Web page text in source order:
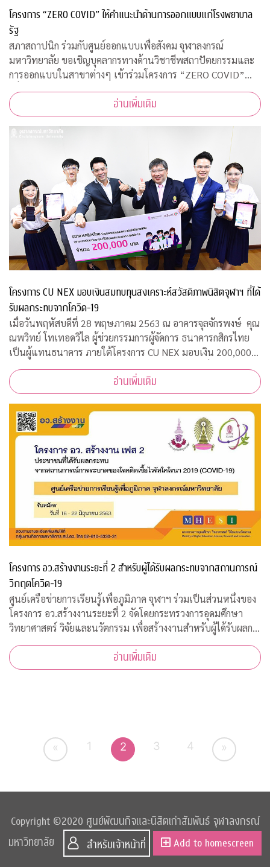
โครงการ “ZERO COVID” ให้คำแนะนำด้านการออกแบบแก่โรงพยาบาล
รัฐ
สภาสถาปนิก ร่วมกับศูนย์ออกแบบเพื่อสังคม จุฬาลงกรณ์
มหาวิทยาลัย ขอเชิญบุคลากรทางด้านวิชาชีพสถาปัตยกรรมและ
การออกแบบในสาขาต่างๆ เข้าร่วมโครงการ “ZERO COVID”
เพื่อให้ความช่วยเหลือด้านการออกแบบแก่โรงพยาบาลของรัฐ
พร้อมคำแนะนำการออกแบบสถานที่รองรับผู้ป่วยจากเชื้อ
อ่านเพิ่มเติม
โครงการ CU NEX มอบเงินสมทบทุนสงเคราะห์สวัสดิภาพนิสิตจุฬาฯ ที่ได้
รับผลกระทบจากโควิด-19
เมื่อวันพฤหัสบดีที่ 28 พฤษภาคม 2563 ณ อาคารจุลจักรพงษ์ คุณ
ณพวิทย์ โทเทอดวิไล ผู้ช่วยกรรมการผู้จัดการ ธนาคารกสิกรไทย
เป็นผู้แทนธนาคาร ภายใต้โครงการ CU NEX มอบเงิน 200,000
บาท ร่วมสมทบทุนสงเคราะห์สวัสดิภาพนิสิตจุฬาฯ ที่ได้รับผลกระ
ทบจากการแพร่ระบาดของเชื้อไอ่านเพิ่มเติม
โครงการ อว.สร้างงานระยะที่ 2 สำหรับผู้ได้รับผลกระทบจากสถานการณ์
วิกฤตโควิด-19
ศูนย์เครือข่ายการเรียนรู้เพื่อภูมิภาค จุฬาฯ ร่วมเป็นส่วนหนึ่งของ
โครงการ อว.สร้างงานระยะที่ 2 จัดโดยกระทรวงการอุดมศึกษา
วิทยาศาสตร์ วิจัยและนวัตกรรม เพื่อสร้างงานสำหรับผู้ได้รับผลก
ระทบจากสถานการณ์วิกฤตโควิด-19 เปิดรับสมัครประชาชนทั่วไป
จำนวน 200 อัตรา
อ่านเพิ่มเติม
« 1 2 3 4 »
Copyright ©2020 ศูนย์พัฒนกิจและนิสิตเก่าสัมพันธ์ จุฬาลงกรณ์
มหาวิทยาลัย
สำหรับเจ้าหน้าที่ Add to homescreen